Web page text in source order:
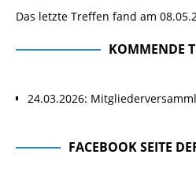
Das letzte Treffen fand am
KOMMENDE
24.03.2026:
FACEBOOK SEITE